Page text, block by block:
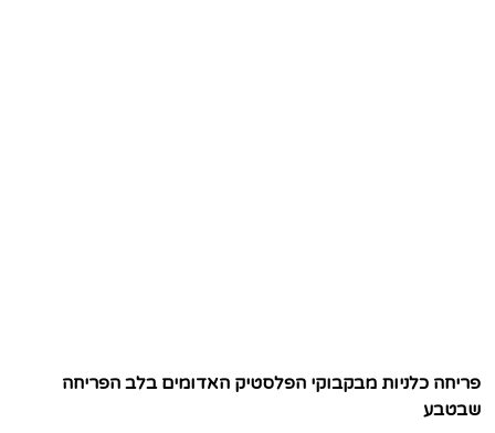
פריחה כלניות מבקבוקי הפלסטיק האדומים בלב הפריחה
שבטבע